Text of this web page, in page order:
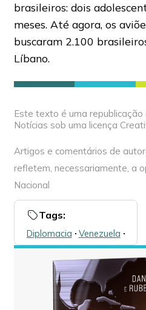
brasileiros: dois
meses. Até agora, os
buscaram 2.100
Líbano.
Este texto é uma
Notícias sob uma licença
Artigos e comentários de
refletem, necessariamente, a
Nacional
Tags:
Diplomacia 🞌 Venezuela 🞌